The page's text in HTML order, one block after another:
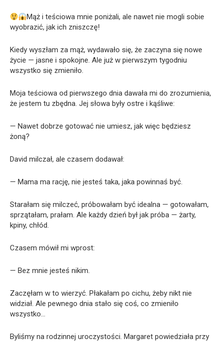
Mąż i teściowa mnie poniżali, ale nawet nie mogli sobie
wyobrazić, jak ich zniszczę!
Kiedy wyszłam za mąż, wydawało się, że zaczyna się nowe
życie — jasne i spokojne. Ale już w pierwszym tygodniu
wszystko się zmieniło.
Moja teściowa od pierwszego dnia dawała mi do zrozumienia,
że jestem tu zbędna. Jej słowa były ostre i kąśliwe:
— Nawet dobrze gotować nie umiesz, jak więc będziesz
żoną?
David milczał, ale czasem dodawał:
— Mama ma rację, nie jesteś taka, jaka powinnaś być.
Starałam się milczeć, próbowałam być idealna — gotowałam,
sprzątałam, prałam. Ale każdy dzień był jak próba — żarty,
kpiny, chłód.
Czasem mówił mi wprost:
— Bez mnie jesteś nikim.
Zaczęłam w to wierzyć. Płakałam po cichu, żeby nikt nie
widział. Ale pewnego dnia stało się coś, co zmieniło
wszystko…
Byliśmy na rodzinnej uroczystości. Margaret powiedziała przy